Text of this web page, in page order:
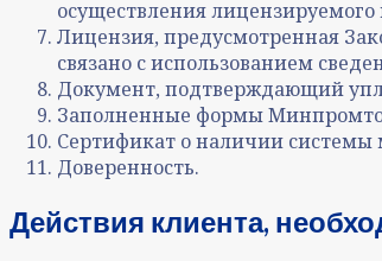
осуществления лицензируемого
Лицензия, предусмотренная
связано с использованием
Документ, подтверждающий
Заполненные формы
Сертификат о наличии системы
Доверенность.
Действия клиента,